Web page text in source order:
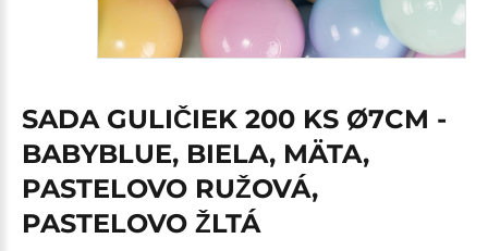
SADA GULIČIEK 200 KS Ø7CM -
BABYBLUE, BIELA, MÄTA,
PASTELOVO RUŽOVÁ,
PASTELOVO ŽLTÁ